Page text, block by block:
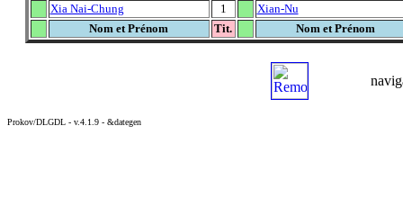
Xia Nai-Chung
1
Xian-Nu
Nom et Prénom
Tit. Nom et Prénom
Prokov/DLGDL - v.4.1.9 - &dategen